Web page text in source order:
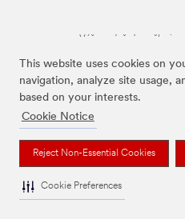
This website uses cookies on
navigation, analyze site usage,
based on your interests.
Cookie Notice
Reject Non-Essential Cookies
Cookie Preferences
Výše zmíněné značky